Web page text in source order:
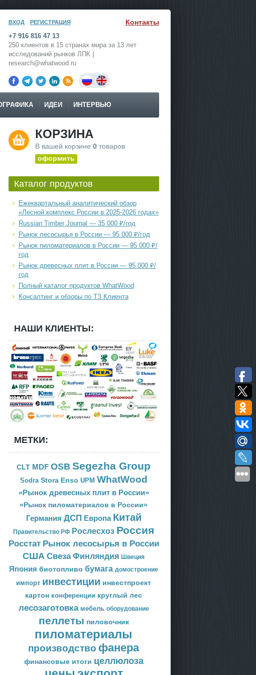
ВХОД РЕГИСТРАЦИЯ Контакты
+7 916 816 47 13
250 клиентов в 15 странах мира за 13 лет
исследований рынков ЛПК |
research@whatwood.ru
ИДЕИ ИНТЕРВЬЮ
КОРЗИНА
В вашей корзине 0товаров
оформить
Каталог продуктов
Ежеквартальный аналитический обзор
«Лесной комплекс России в 2025-2026 годах»
Russian Timber Journal — 35 000 ₽/год
Рынок лесосырья в России — 95 000 ₽/год
Рынок пиломатериалов в России — 95 000 ₽/
год
Рынок древесных плит в России — 95 000 ₽/
год
Полный каталог продуктов WhatWood
Консалтинг и обзоры по ТЗ Клиента
НАШИ КЛИЕНТЫ:
МЕТКИ:
CLT MDF OSB Segezha Group
Sodra Stora Enso UPM WhatWood
«Рынок древесных плит в России»
«Рынок пиломатериалов в России»
Германия ДСП Европа Китай
Правительство РФ Рослесхоз Россия
Росстат Рынок лесосырья в России
США Свеза Финляндия Швеция
Япония биотопливо бумага домостроение
импорт инвестиции инвестпроект
картон конференции круглый лес
лесозаготовка мебель оборудование
пеллеты пиловочник
пиломатериалы
производство фанера
финансовые итоги целлюлоза